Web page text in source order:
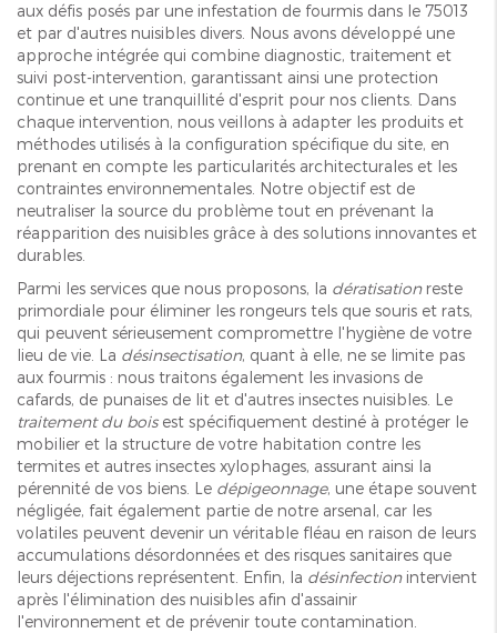
aux défis posés par une infestation de fourmis dans le 75013
et par d'autres nuisibles divers. Nous avons développé une
approche intégrée qui combine diagnostic, traitement et
suivi post-intervention, garantissant ainsi une protection
continue et une tranquillité d'esprit pour nos clients. Dans
chaque intervention, nous veillons à adapter les produits et
méthodes utilisés à la configuration spécifique du site, en
prenant en compte les particularités architecturales et les
contraintes environnementales. Notre objectif est de
neutraliser la source du problème tout en prévenant la
réapparition des nuisibles grâce à des solutions innovantes et
durables.
Parmi les services que nous proposons, la dératisationreste
primordiale pour éliminer les rongeurs tels que souris et rats,
qui peuvent sérieusement compromettre l'hygiène de votre
lieu de vie. La désinsectisation, quant à elle, ne se limite pas
aux fourmis : nous traitons également les invasions de
cafards, de punaises de lit et d'autres insectes nuisibles. Le
traitement du boisest spécifiquement destiné à protéger le
mobilier et la structure de votre habitation contre les
termites et autres insectes xylophages, assurant ainsi la
pérennité de vos biens. Le dépigeonnage, une étape souvent
négligée, fait également partie de notre arsenal, car les
volatiles peuvent devenir un véritable fléau en raison de leurs
accumulations désordonnées et des risques sanitaires que
leurs déjections représentent. Enfin, la désinfectionintervient
après l'élimination des nuisibles afin d'assainir
l'environnement et de prévenir toute contamination.